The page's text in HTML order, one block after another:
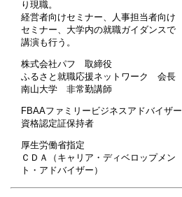
り現職。
経営者向けセミナー、人事担当者向け
セミナー、大学内の就職ガイダンスで
講演も行う。
株式会社パフ 取締役
ふるさと就職応援ネットワーク 会長
南山大学 非常勤講師
FBAAファミリービジネスアドバイザー
資格認定証保持者
厚生労働省指定
ＣＤＡ（キャリア・ディベロップメン
ト・アドバイザー）